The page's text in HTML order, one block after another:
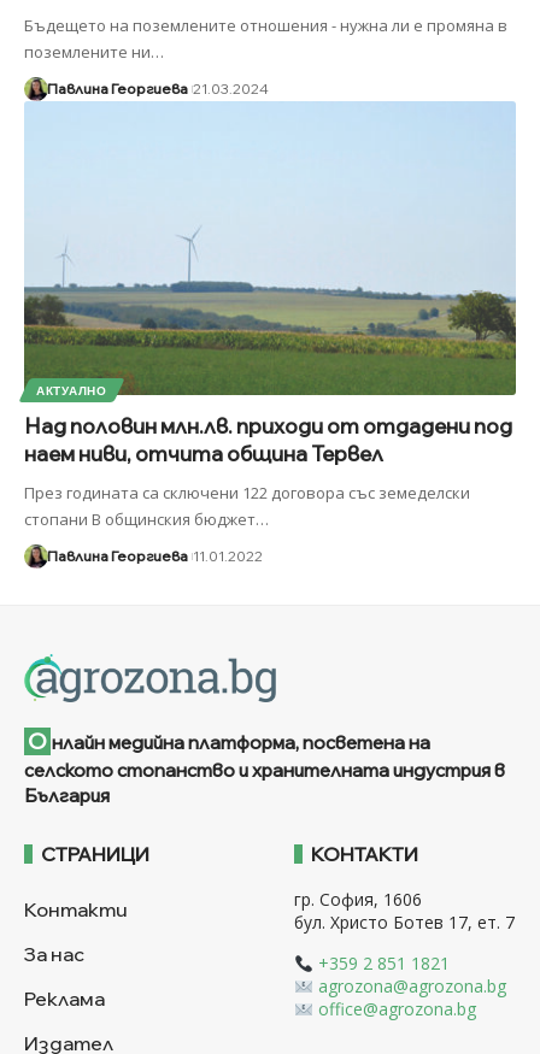
Бъдещето на поземлените отношения - нужна ли е промяна в
поземлените ни…
Павлина Георгиева 21.03.2024
АКТУАЛНО
Над половин млн.лв. приходи от отдадени под
наем ниви, отчита община Тервел
През годината са сключени 122 договора със земеделски
стопани В общинския бюджет…
Павлина Георгиева 11.01.2022
О нлайн медийна платформа, посветена на
селското стопанство и хранителната индустрия в
България
СТРАНИЦИ
Контакти
За нас
Реклама
Издател
КОНТАКТИ
гр. София, 1606
бул. Христо Ботев 17, ет. 7
+359 2 851 1821
agrozona@agrozona.bg
office@agrozona.bg